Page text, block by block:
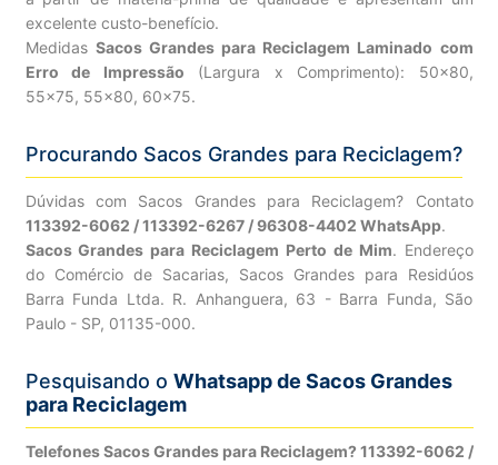
excelente custo-benefício.
Medidas Sacos Grandes para Reciclagem Laminado com
Erro de Impressão (Largura x Comprimento): 50×80,
55×75, 55×80, 60×75.
Procurando Sacos Grandes para Reciclagem?
Dúvidas com Sacos Grandes para Reciclagem? Contato
113392-6062 / 113392-6267 / 96308-4402 WhatsApp.
Sacos Grandes para Reciclagem Perto de Mim. Endereço
do Comércio de Sacarias, Sacos Grandes para Residúos
Barra Funda Ltda. R. Anhanguera, 63 - Barra Funda, São
Paulo - SP, 01135-000.
Pesquisando o Whatsapp de Sacos Grandes
para Reciclagem
Telefones Sacos Grandes para Reciclagem? 113392-6062 /